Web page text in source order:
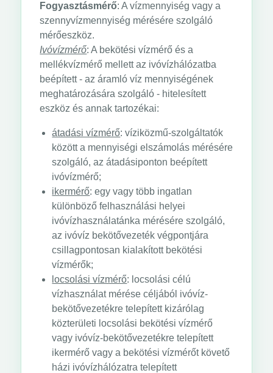
Fogyasztásmérő: A vízmennyiség vagy a
szennyvízmennyiség mérésére szolgáló
mérőeszköz.
Ivóvízmérő: A bekötési vízmérő és a
mellékvízmérő mellett az ivóvízhálózatba
beépített - az áramló víz mennyiségének
meghatározására szolgáló - hitelesített
eszköz és annak tartozékai:
átadási vízmérő: víziközmű-szolgáltatók
között a mennyiségi elszámolás mérésére
szolgáló, az átadásiponton beépített
ivóvízmérő;
ikermérő: egy vagy több ingatlan
különböző felhasználási helyei
ivóvízhasználatánka mérésére szolgáló,
az ivóvíz bekötővezeték végpontjára
csillagpontosan kialakított bekötési
vízmérők;
locsolási vízmérő: locsolási célú
vízhasználat mérése céljából ivóvíz-
bekötővezetékre telepített kizárólag
közterületi locsolási bekötési vízmérő
vagy ivóvíz-bekötővezetékre telepített
ikermérő vagy a bekötési vízmérőt követő
házi ivóvízhálózatra telepített